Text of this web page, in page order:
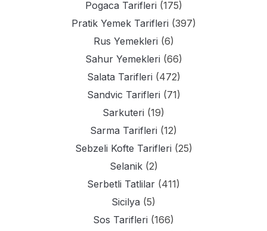
Pogaca Tarifleri (175)
Pratik Yemek Tarifleri (397)
Rus Yemekleri (6)
Sahur Yemekleri (66)
Salata Tarifleri (472)
Sandvic Tarifleri (71)
Sarkuteri (19)
Sarma Tarifleri (12)
Sebzeli Kofte Tarifleri (25)
Selanik(2)
Serbetli Tatlilar (411)
Sicilya (5)
Sos Tarifleri (166)